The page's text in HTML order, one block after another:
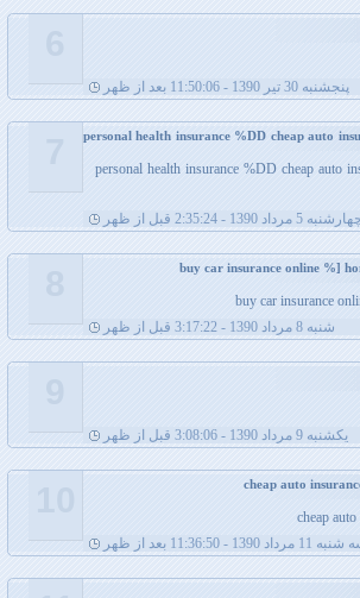
پنجشنبه 30 تیر 1390 - 11:50:06 بعد از ظهر
personal health insurance %DD cheap auto
personal health insurance %DD cheap auto
5 مرداد 1390 - 2:35:24 قبل از ظهر
buy car insurance
شنبه 8 مرداد 1390 - 3:17:22 قبل از ظهر
يکشنبه 9 مرداد 1390 - 3:08:06 قبل از ظهر
cheap
11 مرداد 1390 - 11:36:50 بعد از ظهر